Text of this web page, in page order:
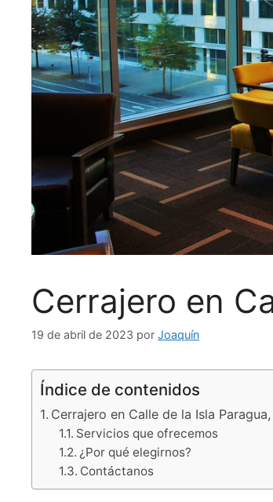
Cerrajero en
19 de abril de 2023 por Joaquín
Índice de contenidos
Cerrajero en Calle de la Isla
Servicios que ofrecemos
¿Por qué elegirnos?
Contáctanos